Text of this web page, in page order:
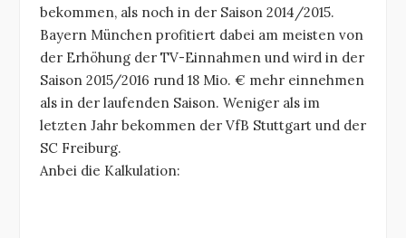
bekommen, als noch in der Saison 2014/2015.
Bayern München profitiert dabei am meisten von
der Erhöhung der TV-Einnahmen und wird in der
Saison 2015/2016 rund 18 Mio. € mehr einnehmen
als in der laufenden Saison. Weniger als im
letzten Jahr bekommen der VfB Stuttgart und der
SC Freiburg.
Anbei die Kalkulation: